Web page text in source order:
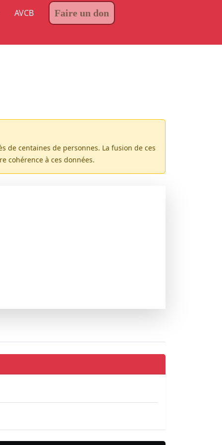
AVCB Faire un don
de centaines de personnes. La fusion de ces
cohérence à ces données.